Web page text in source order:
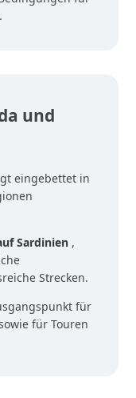
und
eingebettet in
Sardinien ,
Strecken.
für
für Touren